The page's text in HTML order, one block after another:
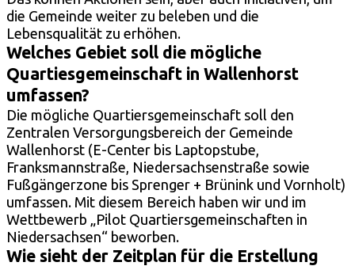
die Gemeinde weiter zu beleben und die
Lebensqualität zu erhöhen.
Welches Gebiet soll die mögliche
Quartiesgemeinschaft in Wallenhorst
umfassen?
Die mögliche Quartiersgemeinschaft soll den
Zentralen Versorgungsbereich der Gemeinde
Wallenhorst (E-Center bis Laptopstube,
Franksmannstraße, Niedersachsenstraße sowie
Fußgängerzone bis Sprenger + Brünink und Vornholt)
umfassen. Mit diesem Bereich haben wir und im
Wettbewerb „Pilot Quartiersgemeinschaften in
Niedersachsen“ beworben.
Wie sieht der Zeitplan für die Erstellung